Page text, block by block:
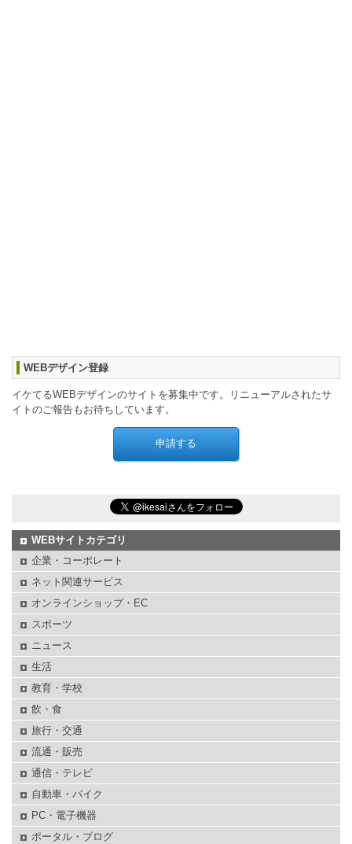
WEBデザイン登録
イケてるWEBデザインのサイトを募集中です。リニューアルされたサ
イトのご報告もお待ちしています。
WEBサイトカテゴリ
企業・コーポレート
ネット関連サービス
オンラインショップ・EC
スポーツ
ニュース
生活
教育・学校
飲・食
旅行・交通
流通・販売
通信・テレビ
自動車・バイク
PC・電子機器
ポータル・ブログ